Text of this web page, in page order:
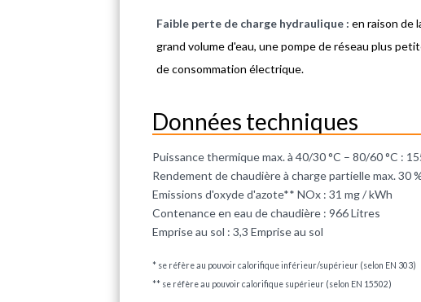
Faible perte de charge hydraulique : en raison de
grand volume d'eau, une pompe de réseau plus
de consommation électrique.
Données techniques
Puissance thermique max. à 40/30 °C – 80/60 °C :
Rendement de chaudière à charge partielle max. 30
Emissions d'oxyde d'azote** NOx : 31 mg / kWh
Contenance en eau de chaudière : 966 Litres
Emprise au sol : 3,3 Emprise au sol
* se réfère au pouvoir calorifique inférieur/supérieur (selon EN 303)
** se réfère au pouvoir calorifique supérieur (selon EN 15502)